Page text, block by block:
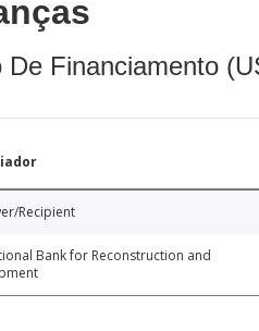
De Financiamento
Recipient
Bank for Reconstruction and